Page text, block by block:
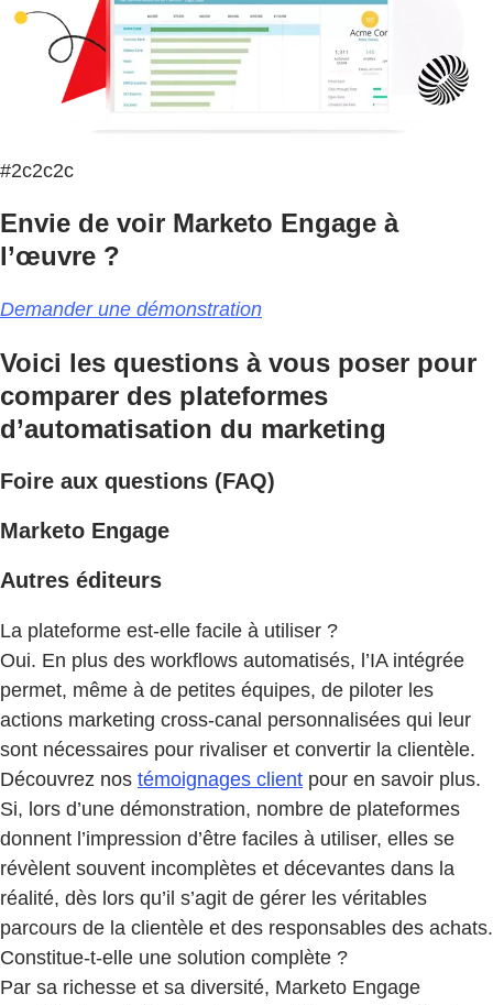
#2c2c2c
Envie de voir Marketo Engage à
l’œuvre ?
Demander une démonstration
Voici les questions à vous poser pour
comparer des plateformes
d’automatisation du marketing
Foire aux questions (FAQ)
Marketo Engage
Autres éditeurs
La plateforme est-elle facile à utiliser ?
Oui. En plus des workflows automatisés, l’IA intégrée
permet, même à de petites équipes, de piloter les
actions marketing cross-canal personnalisées qui leur
sont nécessaires pour rivaliser et convertir la clientèle.
Découvrez nos témoignages client pour en savoir plus.
Si, lors d’une démonstration, nombre de plateformes
donnent l’impression d’être faciles à utiliser, elles se
révèlent souvent incomplètes et décevantes dans la
réalité, dès lors qu’il s’agit de gérer les véritables
parcours de la clientèle et des responsables des achats.
Constitue-t-elle une solution complète ?
Par sa richesse et sa diversité, Marketo Engage